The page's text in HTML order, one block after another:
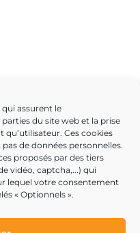
assurent le
du site web et la prise
Ces cookies
de données personnelles.
proposés par des tiers
vidéo, captcha,...) qui
lequel votre consentement
« Optionnels ».